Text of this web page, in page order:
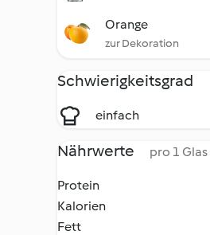
Orange
zur Dekoration
Schwierigkeitsgrad
einfach
Nährwerte pro 1 Glas
Protein
Kalorien
Fett